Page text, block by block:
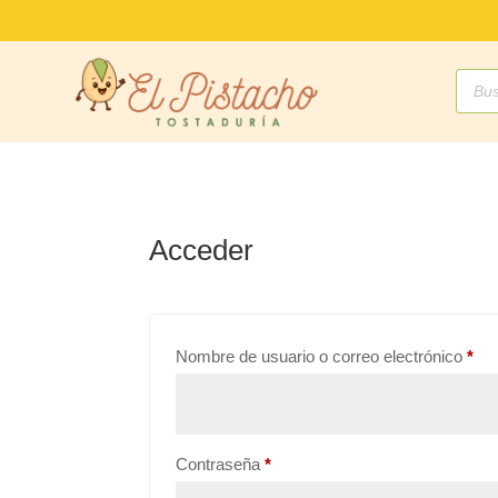
Acceder
Nombre de usuario o correo electrónico*
Contraseña*Obligatorio